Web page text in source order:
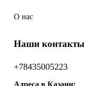
О нас
Наши контакты
+78435005223
Адреса в Казани: